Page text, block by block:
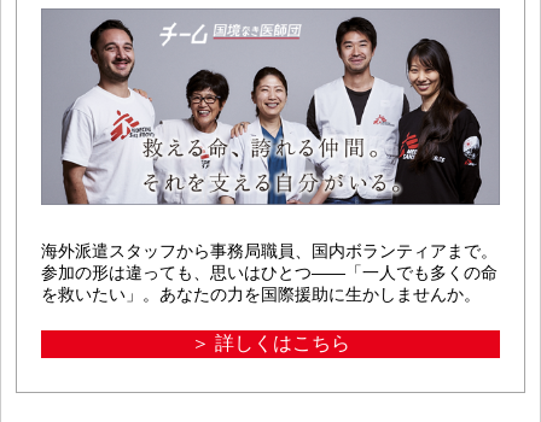
海外派遣スタッフから事務局職員、国内ボランティアまで。
参加の形は違っても、思いはひとつ――「一人でも多くの命
を救いたい」。あなたの力を国際援助に生かしませんか。
＞ 詳しくはこちら